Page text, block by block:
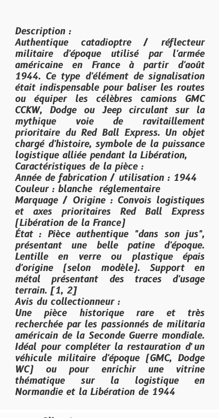
Description :
Authentique catadioptre / réflecteur
militaire d'époque utilisé par l'armée
américaine en France à partir d'août
1944. Ce type d'élément de signalisation
était indispensable pour baliser les routes
ou équiper les célèbres camions GMC
CCKW, Dodge ou Jeep circulant sur la
mythique voie de ravitaillement
prioritaire du Red Ball Express. Un objet
chargé d'histoire, symbole de la puissance
logistique alliée pendant la Libération,
Caractéristiques de la pièce :
Année de fabrication / utilisation : 1944
Couleur : blanche réglementaire
Marquage / Origine : Convois logistiques
et axes prioritaires Red Ball Express
(Libération de la France)
État : Pièce authentique "dans son jus",
présentant une belle patine d'époque.
Lentille en verre ou plastique épais
d'origine (selon modèle). Support en
métal présentant des traces d'usage
terrain. [1, 2]
Avis du collectionneur :
Une pièce historique rare et très
recherchée par les passionnés de militaria
américain de la Seconde Guerre mondiale.
Idéal pour compléter la restauration d’un
véhicule militaire d'époque (GMC, Dodge
WC) ou pour enrichir une vitrine
thématique sur la logistique en
Normandie et la Libération de 1944